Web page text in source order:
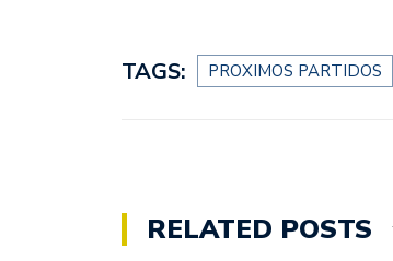
TAGS: PROXIMOS PARTIDOS
RELATED POSTS